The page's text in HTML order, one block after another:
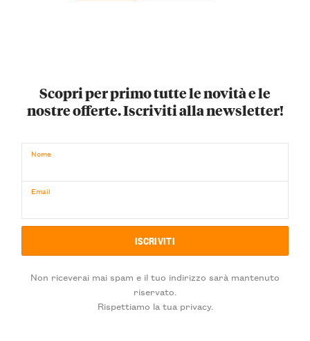
Scopri per primo tutte le novità e le
nostre offerte. Iscriviti alla newsletter!
Nome
Email
Non riceverai mai spam e il tuo indirizzo sarà mantenuto
riservato.
Rispettiamo la tua privacy.